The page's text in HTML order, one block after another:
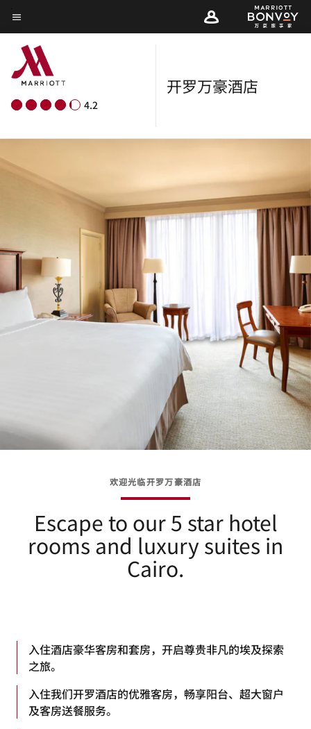
Skip
to
main
content
菜单文本
4.2
开罗万豪酒店
欢迎光临开罗万豪酒店
Escape to our 5 star hotel
rooms and luxury suites in
Cairo.
入住酒店豪华客房和套房，开启尊贵非凡的埃及探索
之旅。
入住我们开罗酒店的优雅客房，畅享阳台、超大窗户
及客房送餐服务。